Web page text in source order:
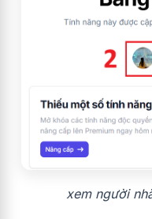
xem người